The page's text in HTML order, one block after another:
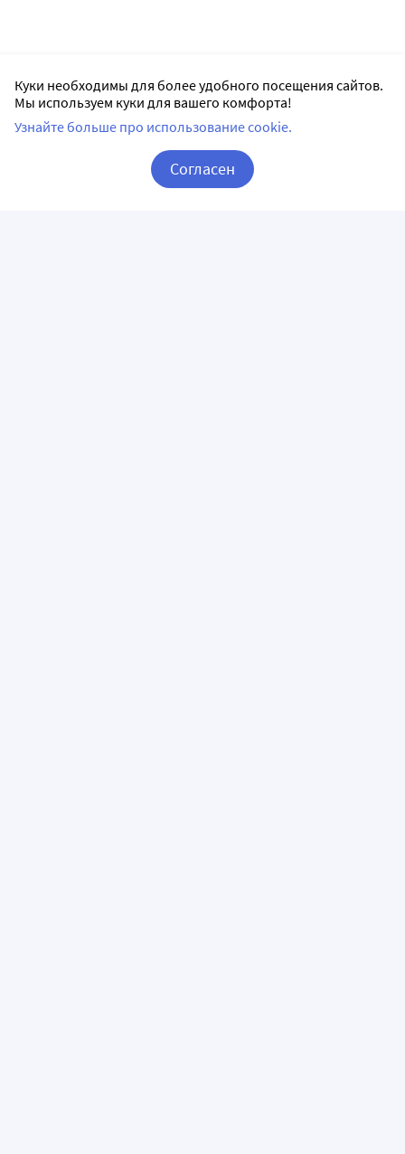
Куки необходимы для более удобного посещения сайтов.
Мы используем куки для вашего комфорта!
Узнайте больше про использование cookie.
Согласен